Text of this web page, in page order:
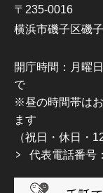
〒235-0016
横浜市磯子区磯
開庁時間：月曜
で
※昼の時間帯は
ます
（祝日・休日・
代表電話番号